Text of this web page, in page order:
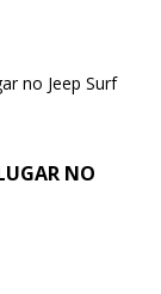
NO